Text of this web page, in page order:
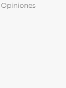
Opiniones